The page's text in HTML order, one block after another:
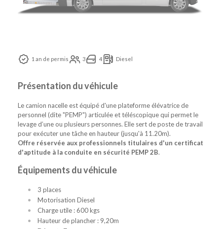
1 an de permis 3 4 Diesel
Présentation du véhicule
Le camion nacelle est équipé d'une plateforme élévatrice de
personnel (dite "PEMP") articulée et téléscopique qui permet le
levage d’une ou plusieurs personnes. Elle sert de poste de travail
pour exécuter une tâche en hauteur (jusqu'à 11.20m).
Offre réservée aux professionnels titulaires d'un certificat
d'aptitude à la conduite en sécurité PEMP 2B.
Équipements du véhicule
3 places
Motorisation Diesel
Charge utile : 600 kgs
Hauteur de plancher : 9,20m